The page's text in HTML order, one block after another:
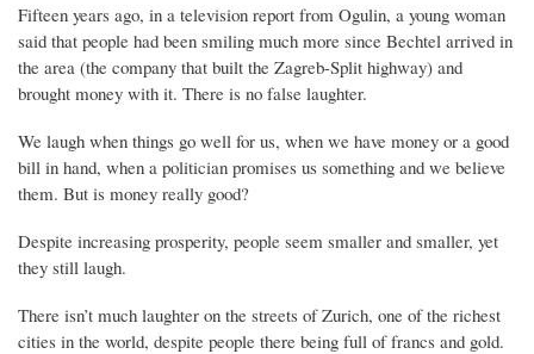
Fifteen years ago, in a television report from Ogulin, a young woman
said that people had been smiling much more since Bechtel arrived in
the area (the company that built the Zagreb-Split highway) and
brought money with it. There is no false laughter.
We laugh when things go well for us, when we have money or a good
bill in hand, when a politician promises us something and we believe
them. But is money really good?
Despite increasing prosperity, people seem smaller and smaller, yet
they still laugh.
There isn’t much laughter on the streets of Zurich, one of the richest
cities in the world, despite people there being full of francs and gold.